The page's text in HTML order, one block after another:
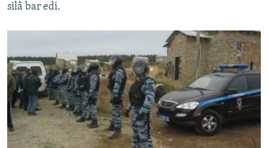
silâ bar edi.